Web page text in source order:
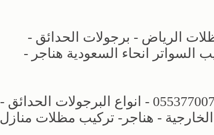
الرياض - برجولات الحدائق -
تركيب السواتر انحاء السعودية هناجر -
الاختيار الاول | مظلات وسواتر الرياض - 0553770074 - انواع البرجولات الحدائق -
- هناجر- تركيب مظلات منازل